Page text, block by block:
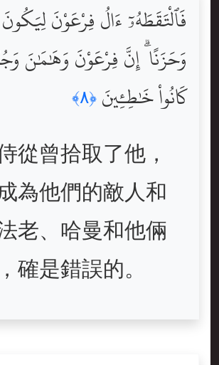
فَٱلْتَقَطَهُۥٓ ءَالُ فِرْعَوْنَ
وَحَزَنًا ۗ إِنَّ فِرْعَوْنَ وَهَٰمَٰنَ
كَانُواْ خَٰطِـِٔينَ ﴿٨﴾
從曾拾取了他，
為他們的敵人和
老、哈曼和他倆
確是錯誤的。